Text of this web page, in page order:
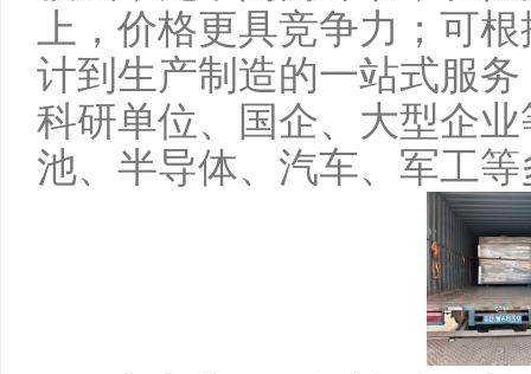
上，价格更具竞争力；可
计到生产制造的一站式服务
科研单位、国企、大型企
池、半导体、汽车、军工